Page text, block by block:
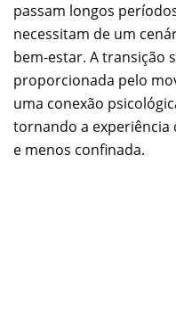
passam longos
necessitam de um
bem-estar. A transição
proporcionada pelo
uma conexão
tornando a
e menos confinada.